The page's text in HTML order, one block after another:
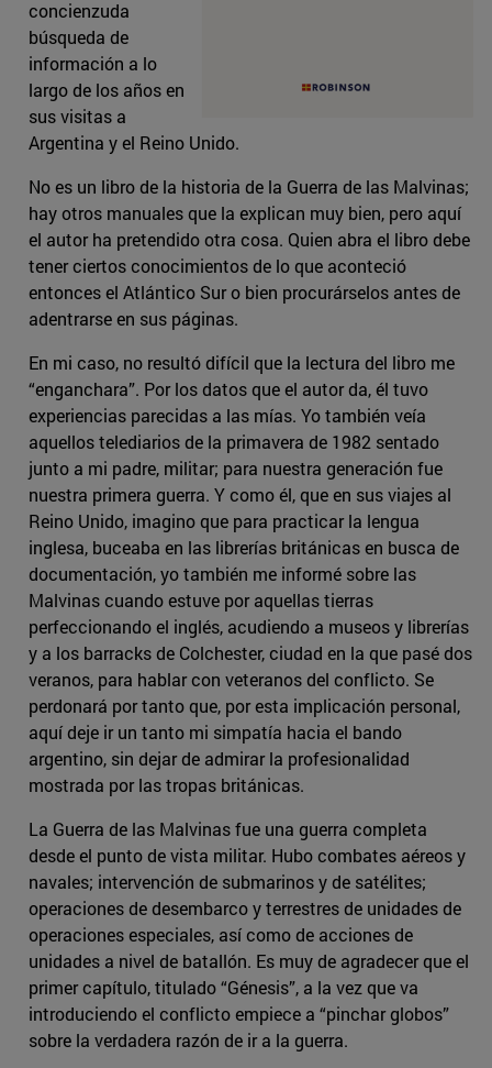
concienzuda
búsqueda de
información a lo
largo de los años en
sus visitas a
Argentina y el Reino Unido.
No es un libro de la historia de la Guerra de las Malvinas;
hay otros manuales que la explican muy bien, pero aquí
el autor ha pretendido otra cosa. Quien abra el libro debe
tener ciertos conocimientos de lo que aconteció
entonces el Atlántico Sur o bien procurárselos antes de
adentrarse en sus páginas.
En mi caso, no resultó difícil que la lectura del libro me
“enganchara”. Por los datos que el autor da, él tuvo
experiencias parecidas a las mías. Yo también veía
aquellos telediarios de la primavera de 1982 sentado
junto a mi padre, militar; para nuestra generación fue
nuestra primera guerra. Y como él, que en sus viajes al
Reino Unido, imagino que para practicar la lengua
inglesa, buceaba en las librerías británicas en busca de
documentación, yo también me informé sobre las
Malvinas cuando estuve por aquellas tierras
perfeccionando el inglés, acudiendo a museos y librerías
y a los barracks de Colchester, ciudad en la que pasé dos
veranos, para hablar con veteranos del conflicto. Se
perdonará por tanto que, por esta implicación personal,
aquí deje ir un tanto mi simpatía hacia el bando
argentino, sin dejar de admirar la profesionalidad
mostrada por las tropas británicas.
La Guerra de las Malvinas fue una guerra completa
desde el punto de vista militar. Hubo combates aéreos y
navales; intervención de submarinos y de satélites;
operaciones de desembarco y terrestres de unidades de
operaciones especiales, así como de acciones de
unidades a nivel de batallón. Es muy de agradecer que el
primer capítulo, titulado “Génesis”, a la vez que va
introduciendo el conflicto empiece a “pinchar globos”
sobre la verdadera razón de ir a la guerra.